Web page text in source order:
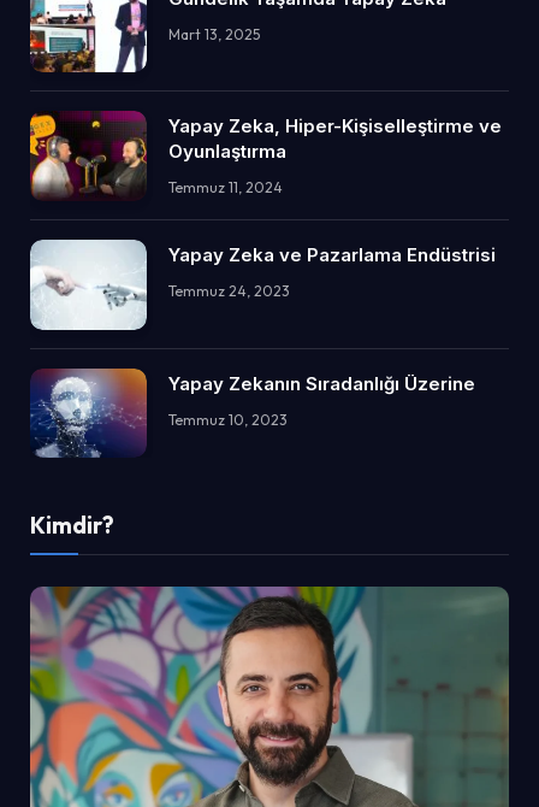
Mart 13, 2025
Yapay Zeka, Hiper-Kişiselleştirme ve
Oyunlaştırma
Temmuz 11, 2024
Yapay Zeka ve Pazarlama Endüstrisi
Temmuz 24, 2023
Yapay Zekanın Sıradanlığı Üzerine
Temmuz 10, 2023
Kimdir?